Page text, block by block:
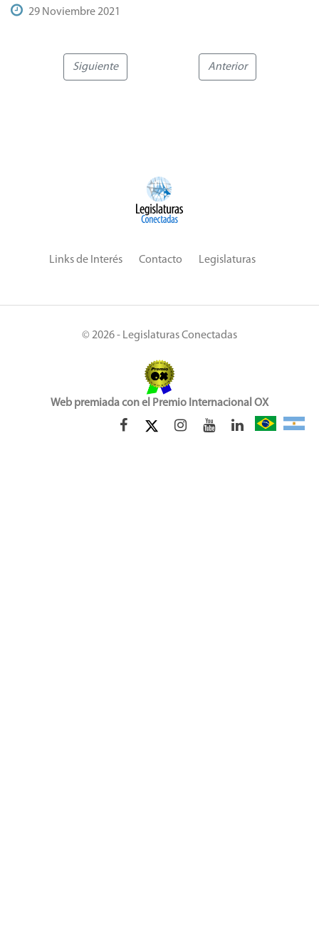
29 Noviembre 2021
Siguiente Anterior
Links de Interés Contacto Legislaturas
© 2026 - Legislaturas Conectadas
Web premiada con el Premio Internacional OX